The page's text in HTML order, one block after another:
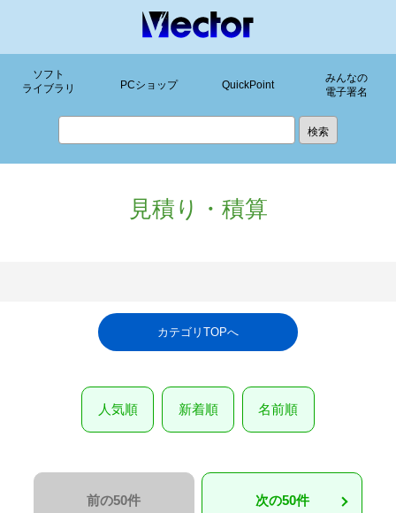
ソフト
ライブラリ
PCショップ QuickPoint
みんなの
電子署名
見積り・積算
カテゴリTOPへ
人気順 新着順 名前順
前の50件 次の50件